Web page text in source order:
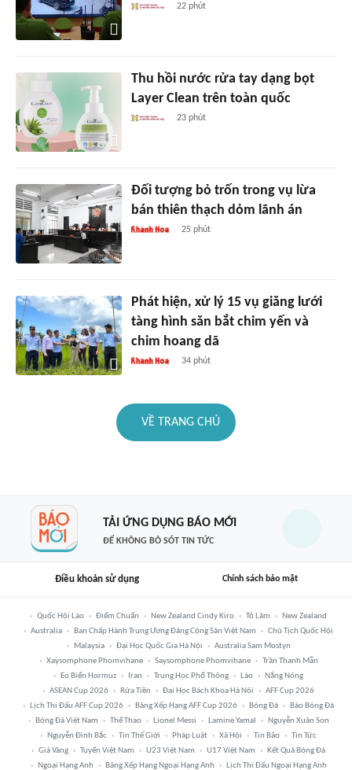
22 phút
Thu hồi nước rửa tay dạng bọt
Layer Clean trên toàn quốc
23 phút
Đối tượng bỏ trốn trong vụ lừa
bán thiên thạch dỏm lãnh án
25 phút
Phát hiện, xử lý 15 vụ giăng lưới
tàng hình săn bắt chim yến và
chim hoang dã
34 phút
VỀ TRANG CHỦ
TẢI ỨNG DỤNG BÁO MỚI
ĐỂ KHÔNG BỎ SÓT TIN TỨC
Điều khoản sử dụng Chính sách bảo mật
Quốc Hội Lào Điểm Chuẩn New Zealand Cindy Kiro Tô Lâm
New Zealand
Australia
Ban Chấp Hành Trung Ương Đảng Cộng Sản Việt Nam
Chủ Tịch Quốc Hội
Malaysia
Đại Học Quốc Gia Hà Nội
Australia Sam Mostyn
Xaysomphone Phomvihane
Saysomphone Phomvihane
Trần Thanh Mẫn
Eo Biển Hormuz
Iran Trung Học Phổ Thông Lào
Nắng Nóng
ASEAN Cup 2026
Rửa Tiền Đại Học Bách Khoa Hà Nội
AFF Cup 2026
Lịch Thi Đấu AFF Cup 2026
Bảng Xếp Hạng AFF Cup 2026 Bóng Đá
Báo Bóng Đá
Bóng Đá Việt Nam
Thể Thao Lionel Messi Lamine Yamal
Nguyễn Xuân Son
Nguyễn Đình Bắc
Tin Thế Giới Pháp Luật Xã Hội Tin Bão
Tin Tức
Giá Vàng
Tuyển Việt Nam U23 Việt Nam U17 Việt Nam
Kết Quả Bóng Đá
Ngoại Hạng Anh
Bảng Xếp Hạng Ngoại Hạng Anh Lịch Thi Đấu Ngoại Hạng Anh